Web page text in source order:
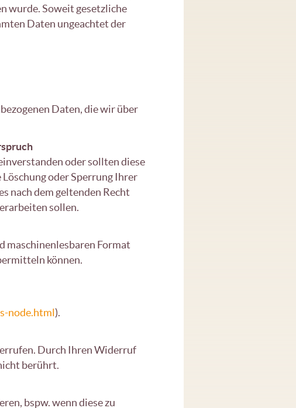
wurde. Soweit gesetzliche
Daten ungeachtet der
Daten, die wir über
oder sollten diese
oder Sperrung Ihrer
nach dem geltenden Recht
sollen.
maschinenlesbaren Format
können.
node.html).
Durch Ihren Widerruf
berührt.
bspw. wenn diese zu